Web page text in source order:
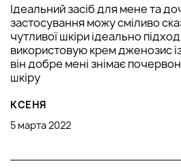
Ідеальний засіб для мене та
застосування можу сміливо
чутливої шкіри ідеально
використовую крем дженозис
він добре мені знімає
шкіру
КСЕНЯ
5 марта 2022